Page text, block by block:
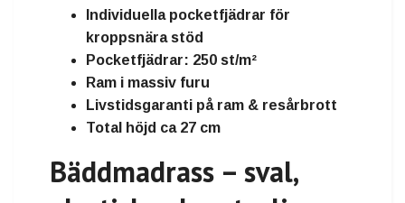
Individuella pocketfjädrar för
kroppsnära stöd
Pocketfjädrar: 250 st/m²
Ram i massiv furu
Livstidsgaranti på ram & resårbrott
Total höjd ca 27 cm
Bäddmadrass – sval,